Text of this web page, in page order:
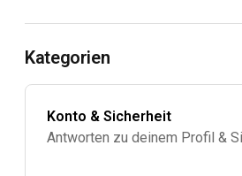
Kategorien
Konto & Sicherheit
Antworten zu deinem Profil &